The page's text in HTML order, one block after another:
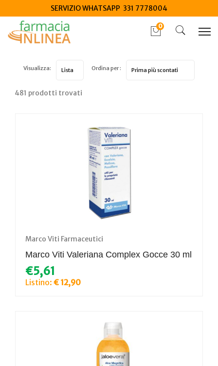
SERVIZIO WHATSAPP 331 7778004
0
481 prodotti trovati
Visualizza: Ordina per :
Marco Viti Farmaceutici
Marco Viti Valeriana Complex Gocce 30 ml
€5,61
Listino: € 12,90